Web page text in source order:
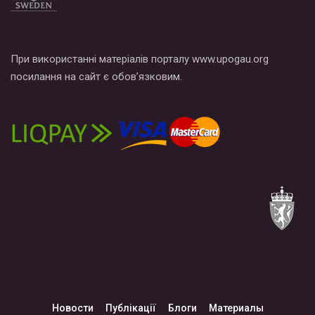
При використанні матеріалів порталу www.upogau.org
посилання на сайт є обов’язковим.
Новости Публікації Блоги Материалы